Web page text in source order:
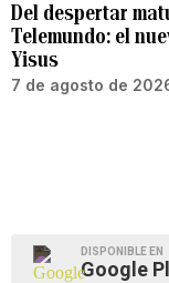
Del despertar
Telemundo: el
Yisus
7 de agosto de
DISPONIBLE EN
Google